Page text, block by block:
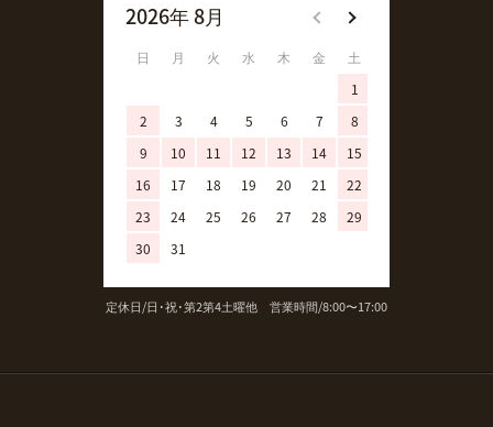
2026年 8月
日 月 火 水 木 金
土
1
2
3 4 5 6 7
8
9
10 11 12 13 14
15
16
17 18 19 20 21
22
23
24 25 26 27 28
29
30
31
定休日/日･祝･第2第4土曜他 営業時間/8:00〜17:00